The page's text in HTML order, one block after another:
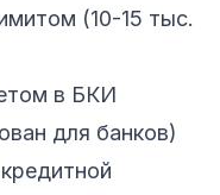
(10-15 тыс.
в БКИ
для банков)